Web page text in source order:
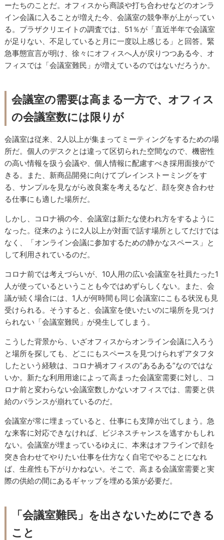
ーたちのことだ。オフィスから商談や打ち合わせなどのオンラ
イン会議に入ることが増えた今、会議室の競争率が上がってい
る。プラザクリエイトの調査では、51％が「直近半年で会議室
が足りない、不足していると月に一度以上感じる」と回答。緊
急事態宣言が明け、徐々にオフィスへ人が戻りつつある今、オ
フィスでは「会議室難民」が増えているのではないだろうか。
会議室の需要は高まる一方で、オフィス
の会議室数には限りが
会議室は従来、2人以上が集まってミーティングをするための場
所だ。個人のデスクとは違って区切られた空間なので、機密性
の高い情報を扱う会議や、個人情報に配慮すべき採用面接がで
きる。また、新商品開発に向けてブレインストーミングをす
る、サンプルを見ながら改良案を考えるなど、顔を突き合わせ
る仕事にも適した場所だ。
しかし、コロナ禍の今、会議室は新たな使われ方をするように
なった。従来のように2人以上が対面で話す場所としてだけでは
なく、「オンライン会議に参加するための静かなスペース」と
して利用されているのだ。
コロナ前では考えづらいが、10人用の広い会議室を社員たった1
人が使っているということも今ではめずらしくない。また、会
議が続く場合には、1人が何時間も同じ会議室にこもる状況も見
受けられる。そうすると、会議室を使いたいのに場所を見つけ
られない「会議室難民」が発生してしまう。
こうした背景から、いざオフィスからオンライン会議に入ろう
と場所を探しても、どこにもスペースを見つけられずアタフタ
したという経験は、コロナ禍オフィスの“あるある”なのではな
いか。新たな利用用途によって高まった会議室需要に対し、コ
ロナ前と変わらない会議室数しかないオフィスでは、需要と供
給のバランスが崩れているのだ。
会議室が常に埋まっていると、仕事にも支障が出てしまう。急
な来客に対応できなければ、ビジネスチャンスを逃すかもしれ
ない。会議室が埋まっているゆえに、本来はオフラインで顔を
突き合わせてやりたい仕事を仕方なく自宅でやることになれ
ば、生産性も下がりかねない。そこで、高まる会議室需要と実
際の供給の間にあるギャップを埋める策が必要だ。
「会議室難民」を出さないためにできる
こと